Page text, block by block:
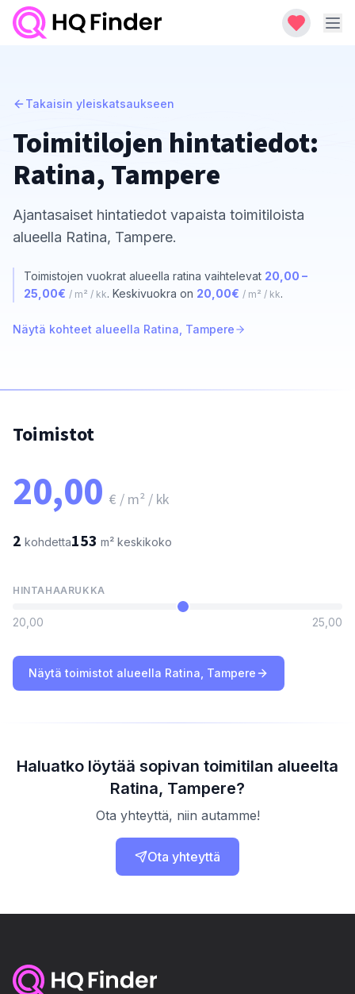
Takaisin yleiskatsaukseen
Toimitilojen hintatiedot:
Ratina, Tampere
Ajantasaiset hintatiedot vapaista toimitiloista
alueella Ratina, Tampere.
Toimistojen vuokrat alueella ratina vaihtelevat 20,00 –
25,00€ / m² / kk. Keskivuokra on 20,00€ / m² / kk.
Näytä kohteet alueella Ratina, Tampere
Toimistot
20,00 € / m² / kk
2 kohdetta153 m² keskikoko
HINTAHAARUKKA
20,00 25,00
Näytä toimistot alueella Ratina, Tampere
Haluatko löytää sopivan toimitilan alueelta
Ratina, Tampere?
Ota yhteyttä, niin autamme!
Ota yhteyttä